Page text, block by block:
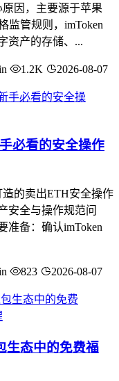
因，主要源于苹果
监管规则，imToken
资产的存储、...
1.2K 2026-08-07
必看的安全操作
的卖出ETH安全操作
安全与操作规范问
准备：确认imToken
823 2026-08-07
生态中的免费福